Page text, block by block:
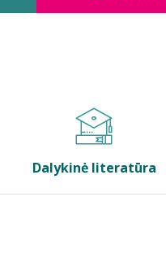
Dalykinė literatūra